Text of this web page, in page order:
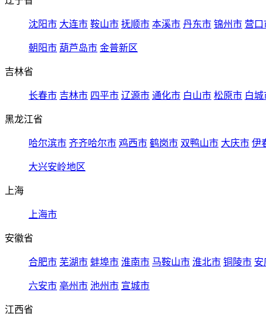
沈阳市 大连市 鞍山市 抚顺市 本溪市 丹东市 锦州市 营口
朝阳市 葫芦岛市 金普新区
吉林省
长春市 吉林市 四平市 辽源市 通化市 白山市 松原市 白城
黑龙江省
哈尔滨市 齐齐哈尔市 鸡西市 鹤岗市 双鸭山市 大庆市 伊
大兴安岭地区
上海
上海市
安徽省
合肥市 芜湖市 蚌埠市 淮南市 马鞍山市 淮北市 铜陵市 安
六安市 亳州市 池州市 宣城市
江西省